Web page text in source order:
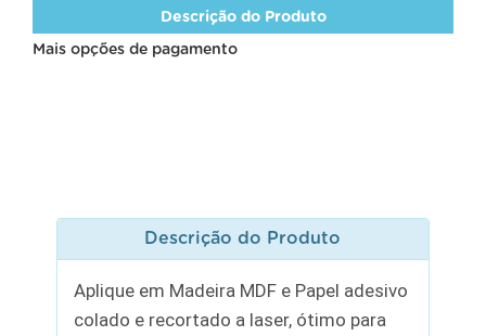
Descrição do Produto
Mais opções de pagamento
Descrição do Produto
Aplique em Madeira MDF e Papel adesivo
colado e recortado a laser, ótimo para